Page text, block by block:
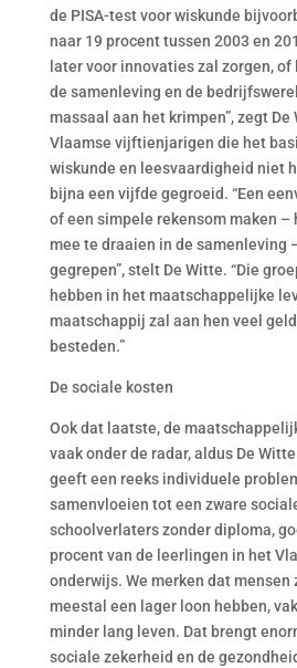
de PISA-test voor wiskunde
naar 19 procent tussen 2003 en
later voor innovaties zal zorgen,
de samenleving en de
massaal aan het krimpen”, zegt De
Vlaamse vijftienjarigen die het
wiskunde en leesvaardigheid niet
bijna een vijfde gegroeid. “Een
of een simpele rekensom maken –
mee te draaien in de samenleving
gegrepen”, stelt De Witte. “Die
hebben in het maatschappelijke
maatschappij zal aan hen veel
besteden.”
De sociale kosten
Ook dat laatste, de
vaak onder de radar, aldus De
geeft een reeks individuele
samenvloeien tot een zware
schoolverlaters zonder diploma,
procent van de leerlingen in het
onderwijs. We merken dat mensen
meestal een lager loon hebben,
minder lang leven. Dat brengt
sociale zekerheid en de